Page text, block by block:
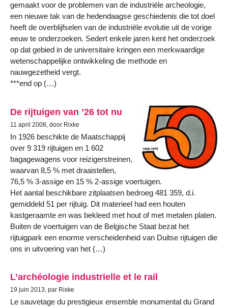
gemaakt voor de problemen van de industriële archeologie,
een nieuwe tak van de hedendaagse geschiedenis die tot doel
heeft de overblijfselen van de industriële evolutie uit de vorige
eeuw te onderzoeken. Sedert enkele jaren kent het onderzoek
op dat gebied in de universitaire kringen een merkwaardige
wetenschappelijke ontwikkeling die methode en
nauwgezetheid vergt.
***end op (…)
De rijtuigen van ’26 tot nu
11 april 2008, door Rixke
In 1926 beschikte de Maatschappij
over 9 319 rijtuigen en 1 602
bagagewagens voor reizigerstreinen,
waarvan 8,5 % met draaistellen,
76,5 % 3-assige en 15 % 2-assige voertuigen.
Het aantal beschikbare zitplaatsen bedroeg 481 359, d.i.
gemiddeld 51 per rijtuig. Dit materieel had een houten
kastgeraamte en was bekleed met hout of met metalen platen.
Buiten de voertuigen van de Belgische Staat bezat het
rijtuigpark een enorme verscheidenheid van Duitse rijtuigen die
ons in uitvoering van het (…)
L’archéologie industrielle et le rail
19 juin 2013, par Rixke
Le sauvetage du prestigieux ensemble monumental du Grand